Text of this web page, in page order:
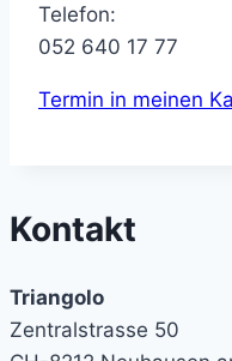
Telefon:
052 640 17 77
Termin in meinen
Kontakt
Triangolo
Zentralstrasse 50